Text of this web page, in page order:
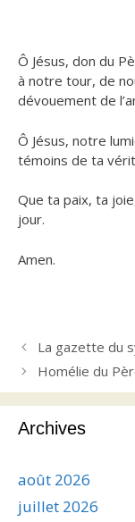
Ô Jésus, don du
à notre tour, de
dévouement de
Ô Jésus, notre
témoins de ta
Que ta paix, ta
jour.
Amen.
La gazette du
Homélie du
Archives
août 2026
juillet 2026